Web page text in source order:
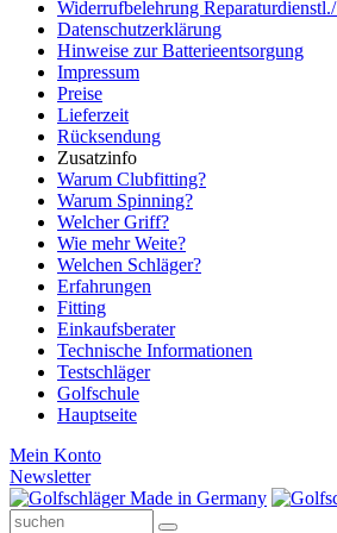
Widerrufbelehrung
Datenschutzerklärung
Hinweise zur Batterieentsorgung
Impressum
Preise
Lieferzeit
Rücksendung
Zusatzinfo
Warum Clubfitting?
Warum Spinning?
Welcher Griff?
Wie mehr Weite?
Welchen Schläger?
Erfahrungen
Fitting
Einkaufsberater
Technische Informationen
Testschläger
Golfschule
Hauptseite
Mein Konto
Newsletter